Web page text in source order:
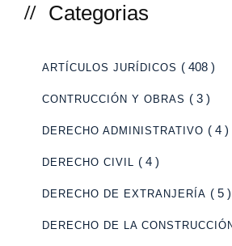
Categorias
ARTÍCULOS JURÍDICOS ( 408 )
CONTRUCCIÓN Y OBRAS ( 3 )
DERECHO ADMINISTRATIVO ( 4 )
DERECHO CIVIL ( 4 )
DERECHO DE EXTRANJERÍA ( 5 )
DERECHO DE LA